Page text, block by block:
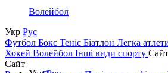
Волейбол
Укр Рус
Футбол Бокс Теніс Біатлон Легка
Хокей Волейбол Інші види спорту Сайт
Сайт